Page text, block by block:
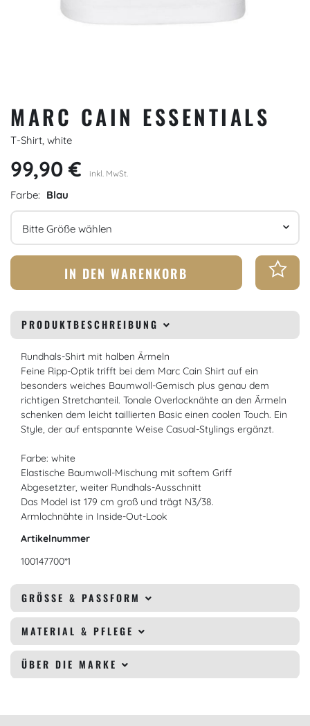
MARC CAIN ESSENTIALS
T-Shirt, white
99,90 € inkl. MwSt.
Farbe: Blau
Größe
IN DEN WARENKORB
PRODUKTBESCHREIBUNG
Rundhals-Shirt mit halben Ärmeln
Feine Ripp-Optik trifft bei dem Marc Cain Shirt auf ein
besonders weiches Baumwoll-Gemisch plus genau dem
richtigen Stretchanteil. Tonale Overlocknähte an den Ärmeln
schenken dem leicht taillierten Basic einen coolen Touch. Ein
Style, der auf entspannte Weise Casual-Stylings ergänzt.
Farbe: white
Elastische Baumwoll-Mischung mit softem Griff
Abgesetzter, weiter Rundhals-Ausschnitt
Das Model ist 179 cm groß und trägt N3/38.
Armlochnähte in Inside-Out-Look
Artikelnummer
100147700*1
GRÖSSE & PASSFORM
MATERIAL & PFLEGE
ÜBER DIE MARKE